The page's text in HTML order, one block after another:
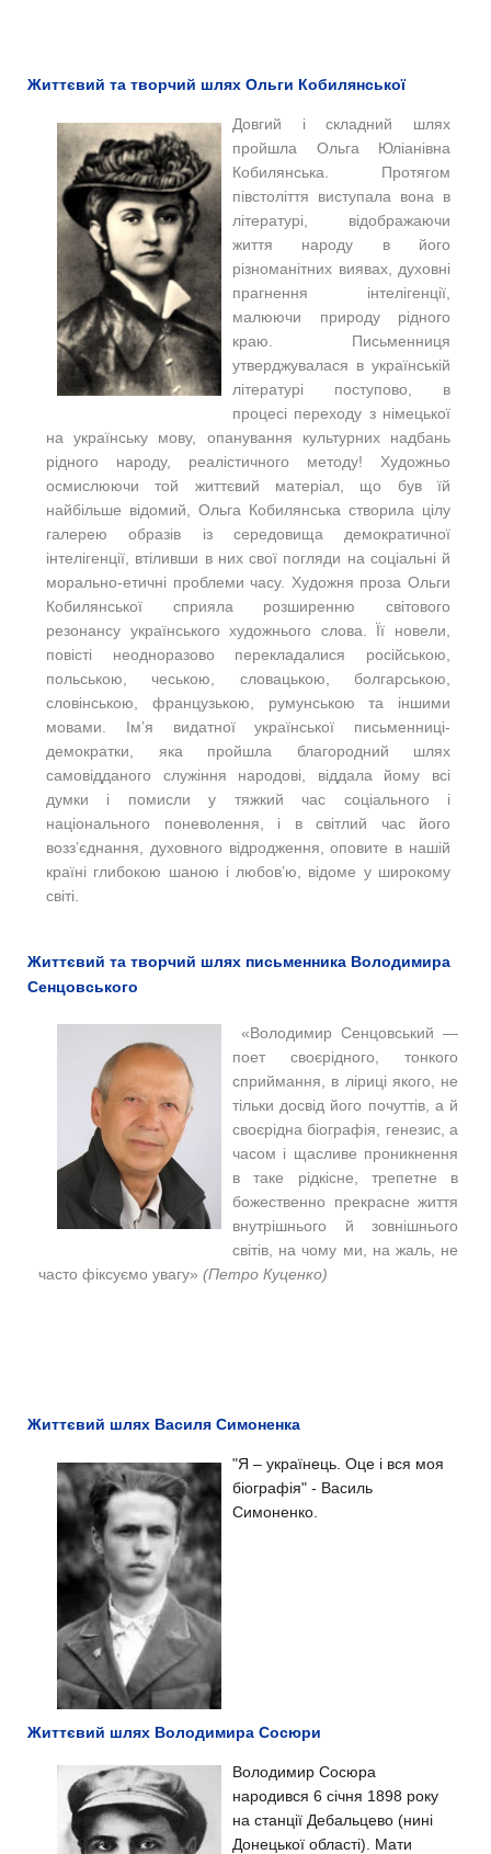
Життєвий та творчий шлях Ольги Кобилянської
Довгий і складний шлях
пройшла Ольга Юліанівна
Кобилянська. Протягом
півстоліття виступала вона в
літературі, відображаючи
життя народу в його
різноманітних виявах, духовні
прагнення інтелігенції,
малюючи природу рідного
краю. Письменниця
утверджувалася в українській
літературі поступово, в
процесі переходу з німецької
на українську мову, опанування культурних надбань
рідного народу, реалістичного методу! Художньо
осмислюючи той життєвий матеріал, що був їй
найбільше відомий, Ольга Кобилянська створила цілу
галерею образів із середовища демократичної
інтелігенції, втіливши в них свої погляди на соціальні й
морально-етичні проблеми часу. Художня проза Ольги
Кобилянської сприяла розширенню світового
резонансу українського художнього слова. Її новели,
повісті неодноразово перекладалися російською,
польською, чеською, словацькою, болгарською,
словінською, французькою, румунською та іншими
мовами. Ім’я видатної української письменниці-
демократки, яка пройшла благородний шлях
самовідданого служіння народові, віддала йому всі
думки і помисли у тяжкий час соціального і
національного поневолення, і в світлий час його
возз’єднання, духовного відродження, оповите в нашій
країні глибокою шаною і любов’ю, відоме у широкому
світі.
Життєвий та творчий шлях письменника Володимира
Сенцовського
«Володимир Сенцовський —
поет своєрідного, тон­кого
сприймання, в ліриці якого, не
тільки досвід його почуттів, а й
своєрідна біографія, генезис, а
часом і щасливе проникнення
в та­ке рідкісне, трепетне в
божественно прекрасне життя
внутрішнього й зовнішнього
світів, на чому ми, на жаль, не
часто фіксуємо увагу» (Петро Куценко)
Життєвий шлях Василя Симоненка
"Я – українець. Оце і вся моя
біографія" - Василь
Симоненко.
Життєвий шлях Володимира Сосюри
Володимир Сосюра
народився 6 січня 1898 року
на станції Дебальцево (нині
Донецької області). Мати